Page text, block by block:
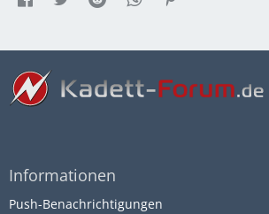
Informationen
Push-Benachrichtigungen